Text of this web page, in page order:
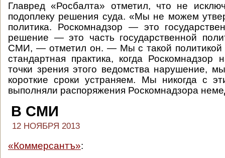
Главред «Росбалта» отметил, что не
подоплеку решения суда. «Мы не можем
политика. Роскомнадзор — это
решение — это часть государственной
СМИ, — отметил он. — Мы с такой политикой
стандартная практика, когда Роскомнадзор
точки зрения этого ведомства нарушение,
короткие сроки устраняем. Мы никогда с
выполняли распоряжения Роскомнадзора
В СМИ
12 НОЯБРЯ 2013
«Коммерсантъ»: